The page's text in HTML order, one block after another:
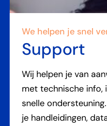
We helpen je snel
Support
Wij helpen je van
met technische info,
snelle
je handleidingen,